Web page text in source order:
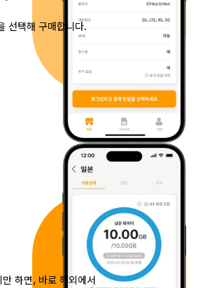
선택해 구매합니다.
하면, 바로 해외에서